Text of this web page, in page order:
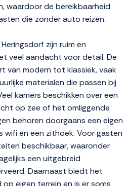
waardoor de bereikbaarheid
die zonder auto reizen.
zijn ruim en
veel aandacht voor detail. De
van modern tot klassiek, vaak
materialen die passen bij
kamers beschikken over een
op zee of het omliggende
behoren doorgaans een eigen
wifi en een zithoek. Voor gasten
beschikbaar, waaronder
een uitgebreid
Daarnaast biedt het